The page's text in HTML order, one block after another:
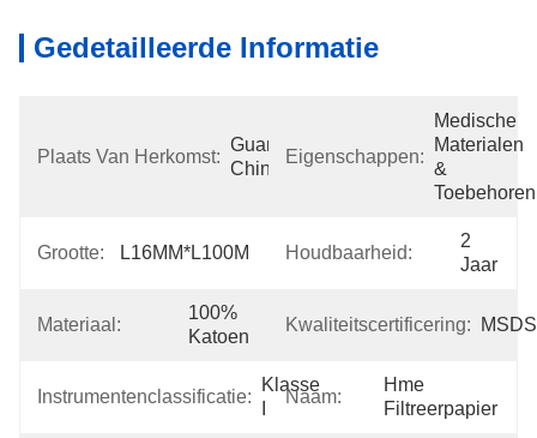
Gedetailleerde Informatie
Plaats Van Herkomst:
Guangdong,
China
Eigenschappen:
Medische
Materialen
&
Toebehoren
Grootte: L16MM*L100M Houdbaarheid:
2
Jaar
Materiaal:
100%
Katoen
Kwaliteitscertificering: MSDS
Instrumentenclassificatie:
Klasse
Naam:
Hme
Filtreerpapier